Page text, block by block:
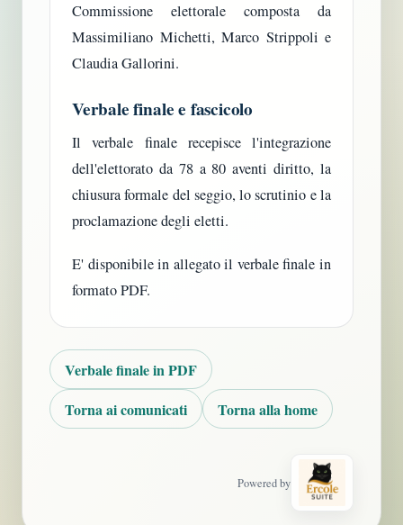
Commissione elettorale composta da
Massimiliano Michetti, Marco Strippoli e
Claudia Gallorini.
Verbale finale e fascicolo
Il verbale finale recepisce l'integrazione
dell'elettorato da 78 a 80 aventi diritto, la
chiusura formale del seggio, lo scrutinio e la
proclamazione degli eletti.
E' disponibile in allegato il verbale finale in
formato PDF.
Verbale finale in PDF
Torna ai comunicati
Torna alla home
Powered by